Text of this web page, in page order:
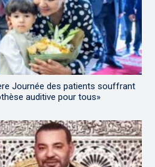
Journée des patients souffrant
auditive pour tous»